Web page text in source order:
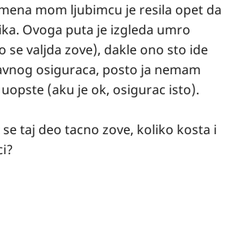
mom ljubimcu je resila opet da
Ovoga puta je izgleda umro
se valjda zove), dakle ono sto ide
osiguraca, posto ja nemam
(aku je ok, osigurac isto).
taj deo tacno zove, koliko kosta i